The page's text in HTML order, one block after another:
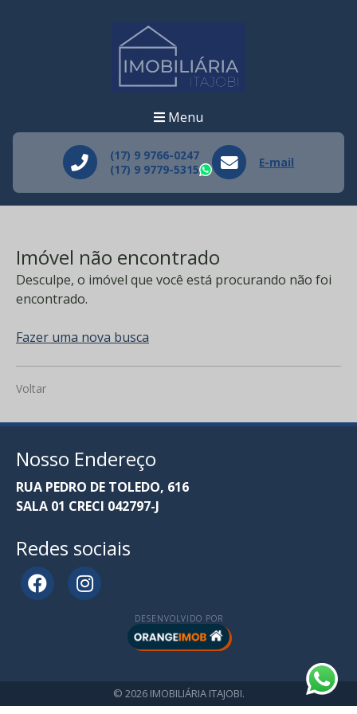
Menu
(17) 9 9766-0247
(17) 9 9779-5315
WhatsApp
E-mail
Imóvel não encontrado
Desculpe, o imóvel que você está procurando não foi
encontrado.
Fazer uma nova busca
Voltar
Nosso Endereço
RUA PEDRO DE TOLEDO, 616
SALA 01 CRECI 042797-J
Redes sociais
DESENVOLVIDO POR
© 2026 IMOBILIÁRIA ITAJOBI.